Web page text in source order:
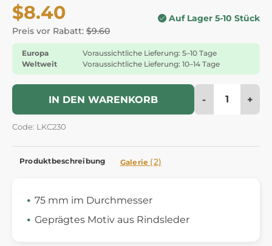
$8.40
Preis vor Rabatt: $9.60
Auf Lager 5-10 Stück
Europa
Voraussichtliche Lieferung: 5–10 Tage
Weltweit
Voraussichtliche Lieferung: 10–14 Tage
IN DEN WARENKORB - +
Code: LKC230
Produktbeschreibung Galerie (2)
75 mm im Durchmesser
Geprägtes Motiv aus Rindsleder